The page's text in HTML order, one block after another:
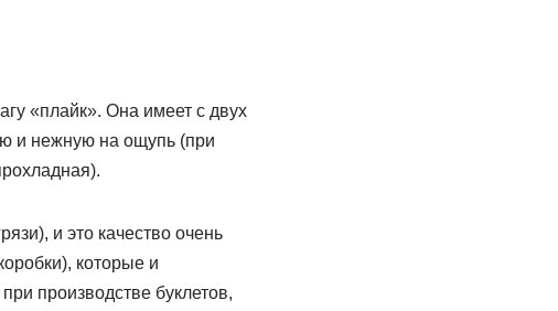
«плайк». Она имеет с двух
и нежную на ощупь (при
и это качество очень
которые и
производстве буклетов,